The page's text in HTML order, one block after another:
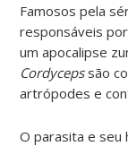
Famosos pela
responsáveis
um apocalipse
Cordycepssão
artrópodes e
O parasita e